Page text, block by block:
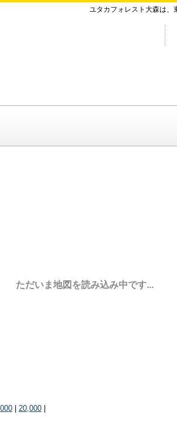
ユタカフォレスト大森は、
ただいま地図を読み込み中です...
20,000